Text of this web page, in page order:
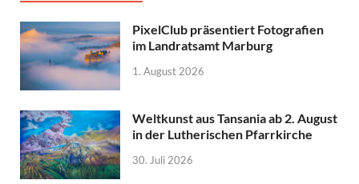
PixelClub präsentiert Fotografien
im Landratsamt Marburg
1. August 2026
Weltkunst aus Tansania ab 2. August
in der Lutherischen Pfarrkirche
30. Juli 2026